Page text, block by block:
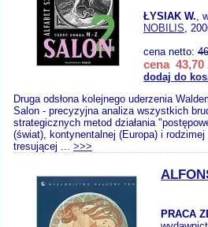
ŁYSIAK W.,
NOBILIS,
cena netto:
cena 43,70
dodaj do
Druga odsłona kolejnego uderzenia
Salon - precyzyjna analiza wszystkich
strategicznych metod działania
(świat), kontynentalnej (Europa) i
tresującej ... >>>
PRACA